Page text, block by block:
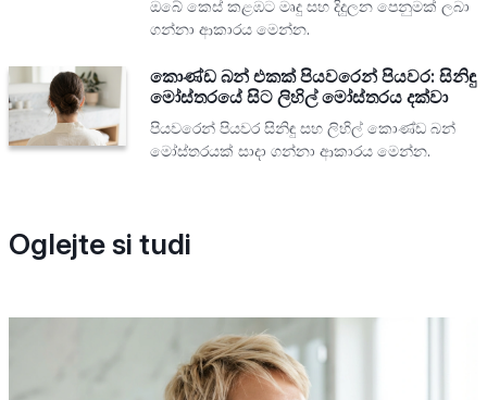
ඔබේ කෙස් කළඹට මෘදු සහ දිදුලන පෙනුමක් ලබා
ගන්නා ආකාරය මෙන්න.
කොණ්ඩ බන් එකක් පියවරෙන් පියවර: සිනිඳු
මෝස්තරයේ සිට ලිහිල් මෝස්තරය දක්වා
පියවරෙන් පියවර සිනිඳු සහ ලිහිල් කොණ්ඩ බන්
මෝස්තරයක් සාදා ගන්නා ආකාරය මෙන්න.
Oglejte si tudi